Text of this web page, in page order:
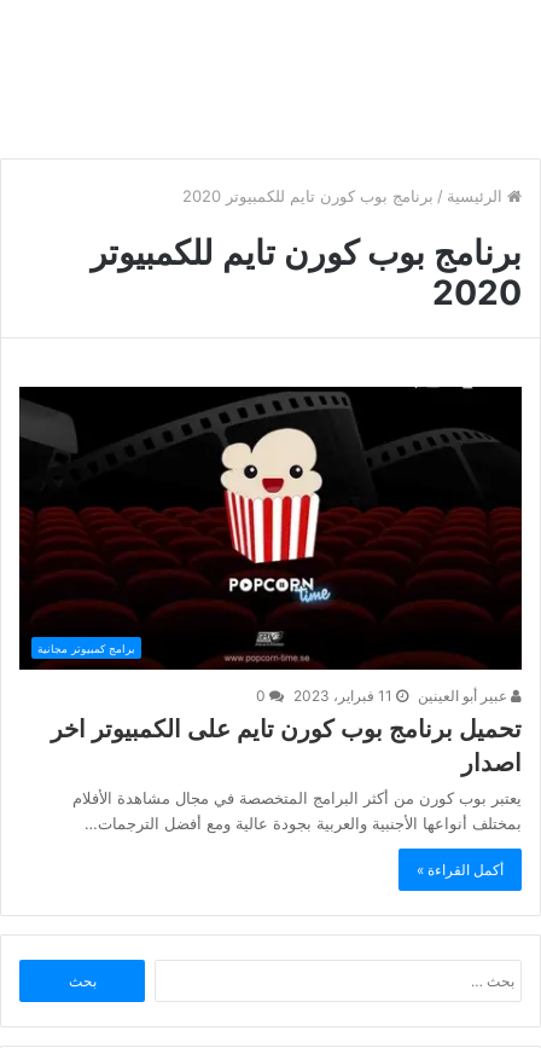
الرئيسية / برنامج بوب كورن تايم للكمبيوتر 2020
برنامج بوب كورن تايم للكمبيوتر
2020
برامج كمبيوتر مجانية
عبير أبو العينين 11 فبراير، 2023
تحميل برنامج بوب كورن تايم على الكمبيوتر اخر
اصدار
يعتبر بوب كورن من أكثر البرامج المتخصصة في مجال مشاهدة الأفلام
بمختلف أنواعها الأجنبية والعربية بجودة عالية ومع أفضل الترجمات…
أكمل القراءة »
عن: